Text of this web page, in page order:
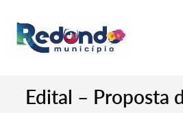
Edital – Proposta